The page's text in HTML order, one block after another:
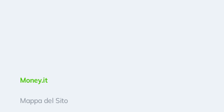
Money.it
Mappa del Sito